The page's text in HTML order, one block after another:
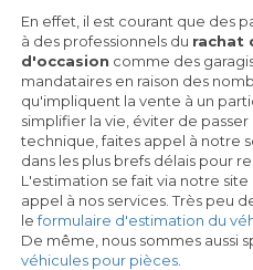
En effet, il est courant que des
à des professionnels du rachat
d'occasion comme des
mandataires en raison des
qu'impliquent la vente à un
simplifier la vie, éviter de
technique, faites appel à notre
dans les plus brefs délais pour
L'estimation se fait via notre
appel à nos services. Très peu
leformulaire d'estimation du
De même, nous sommes aussi
véhicules pour pièces